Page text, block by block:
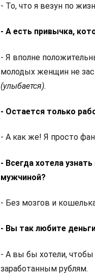
- То, что я везун по
- А есть привычка,
- Я вполне
молодых женщин не
(улыбается).
- Остается только
- А как же! Я просто
- Всегда хотела
мужчиной?
- Без мозгов и
- Вы так любите
- А вы бы хотели,
заработанным рублям.